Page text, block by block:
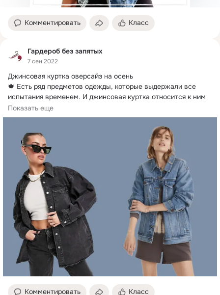
Комментировать Класс
Гардероб без запятых
7 сен 2022
Джинсовая куртка оверсайз на осень
🍁 Есть ряд предметов одежды, которые выдержали все
испытания временем. И джинсовая куртка относится к ним
по полному праву.
Показать еще
Комментировать Класс